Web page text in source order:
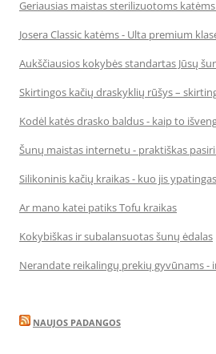
Geriausias maistas sterilizuotoms katėms
Josera Classic katėms - Ulta premium
Aukščiausios kokybės standartas Jūsų
Skirtingos kačių draskyklių rūšys –
Kodėl katės drasko baldus - kaip to
Šunų maistas internetu - praktiškas
Silikoninis kačių kraikas - kuo jis ypatingas
Ar mano katei patiks Tofu kraikas
Kokybiškas ir subalansuotas šunų ėdalas
Nerandate reikalingų prekių gyvūnams
NAUJOS PADANGOS